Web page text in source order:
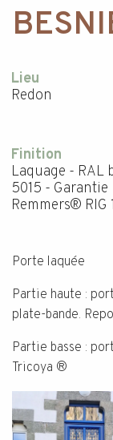
Lieu
Redon
Finition
Laquage - RAL
5015 - Garantie
Remmers® RIG
Porte laquée
Partie haute :
plate-bande.
Partie basse :
Tricoya ®